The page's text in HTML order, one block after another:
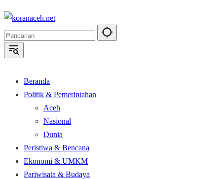
Langsung
konten
Beranda
Politik & Pemerintahan
Aceh
Nasional
Dunia
Peristiwa & Bencana
Ekonomi & UMKM
Pariwisata & Budaya